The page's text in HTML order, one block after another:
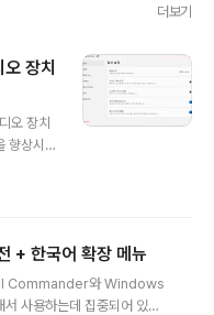
더보기
장치
오 장치
향상시
버튼 하
오디오
로움을
인터페
한국어 확장 메뉴
Commander와 Windows
사용하는데 집중되어 있습